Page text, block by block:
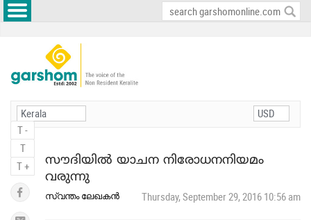
T -
T
T +
സൗദിയിൽ യാചന നിരോധനനിയമം
വരുന്നു
സ്വന്തം ലേഖകൻ Thursday, September 29, 2016 10:56 am